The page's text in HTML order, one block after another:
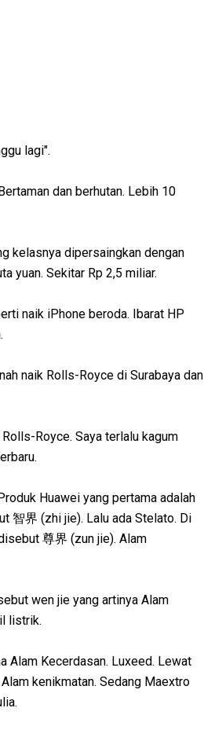
lagi".
dan berhutan. Lebih 10
kelasnya dipersaingkan dengan
yuan. Sekitar Rp 2,5 miliar.
naik iPhone beroda. Ibarat HP
naik Rolls-Royce di Surabaya dan
Royce. Saya terlalu kagum
Huawei yang pertama adalah
智界 (zhi jie). Lalu ada Stelato. Di
尊界 (zun jie). Alam
wen jie yang artinya Alam
listrik.
Alam Kecerdasan. Luxeed. Lewat
kenikmatan. Sedang Maextro